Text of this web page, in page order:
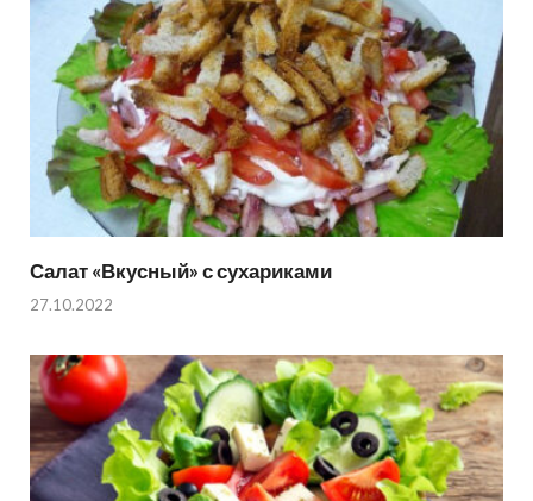
Салат «Вкусный» с сухариками
27.10.2022